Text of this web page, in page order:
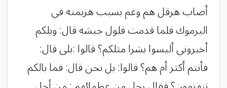
‏أصاب هرقل هم وغم بسبب هزيمته في
اليرموك فلما قدمت فلول جيشه قال: ويلكم
أخبروني أليسوا بشرا مثلكم؟ قالوا :بلى قال:
فأنتم أكثر أم هم؟ قالوا: بل نحن قال: فما بالكم